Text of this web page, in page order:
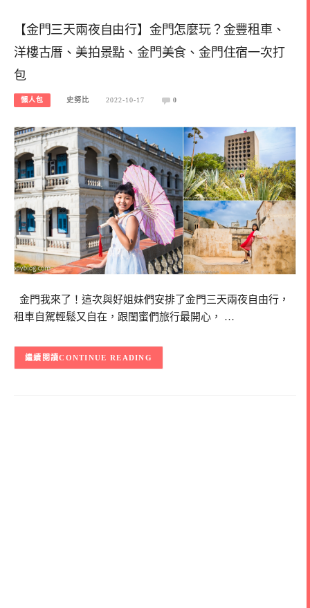
【金門三天兩夜自由行】金門怎麼玩？金豐租車、
洋樓古厝、美拍景點、金門美食、金門住宿一次打
包
懶人包 史努比 2022-10-17 0
金門我來了！這次與好姐妹們安排了金門三天兩夜自由行，
租車自駕輕鬆又自在，跟閨蜜們旅行最開心， …
CONTINUE READING